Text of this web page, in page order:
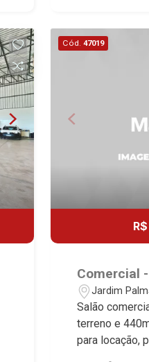
2 masculino e
Iluminação Martinelli Imobiliária,
Locação e
Fiúsa, 1051 -
| Ribeirão
Cód. 47019
Comercial
Jardim
Salão
terreno e
para locação,